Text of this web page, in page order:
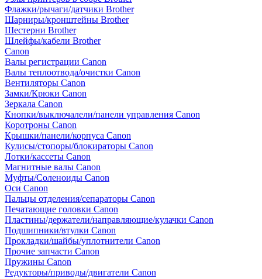
Флажки/рычаги/датчики Brother
Шарниры/кронштейны Brother
Шестерни Brother
Шлейфы/кабели Brother
Canon
Валы регистрации Canon
Валы теплоотвода/очистки Canon
Вентиляторы Canon
Замки/Крюки Canon
Зеркала Canon
Кнопки/выключалели/панели управления Canon
Коротроны Canon
Крышки/панели/корпуса Canon
Кулисы/стопоры/блокираторы Canon
Лотки/кассеты Canon
Магнитные валы Canon
Муфты/Соленоиды Canon
Оси Canon
Пальцы отделения/сепараторы Canon
Печатающие головки Canon
Пластины/держатели/направляющие/кулачки Canon
Подшипники/втулки Canon
Прокладки/шайбы/уплотнители Canon
Прочие запчасти Canon
Пружины Canon
Редукторы/приводы/двигатели Canon